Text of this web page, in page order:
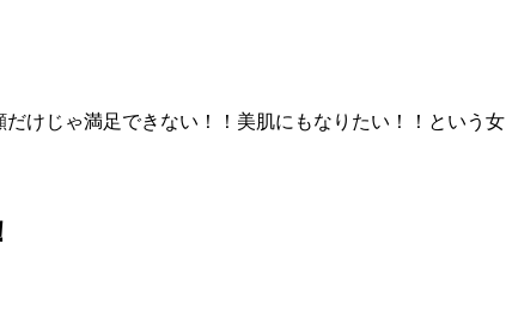
けじゃ満足できない！！美肌にもなりたい！！という女